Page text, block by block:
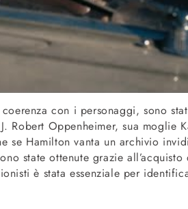
con i personaggi, sono
Robert Oppenheimer, sua moglie
se Hamilton vanta un archivio
state ottenute grazie
è stata essenziale per